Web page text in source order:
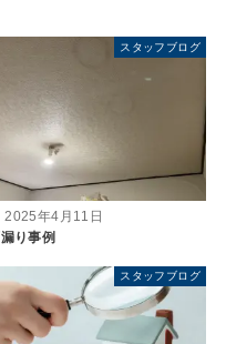
スタッフブログ
2025年4月11日
り事例
スタッフブログ